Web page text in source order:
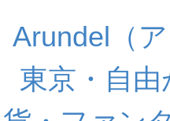
Arundel（
東京・自